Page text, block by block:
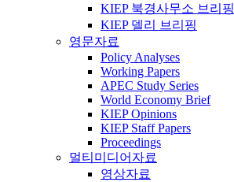
KIEP 북경사무소 브리핑
KIEP 델리 브리핑
영문자료
Policy Analyses
Working Papers
APEC Study Series
World Economy Brief
KIEP Opinions
KIEP Staff Papers
Proceedings
멀티미디어자료
영상자료